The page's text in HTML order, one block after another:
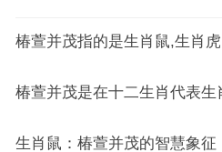
椿萱并茂指的是生肖鼠,生肖
椿萱并茂是在十二生肖代表
生肖鼠：椿萱并茂的智慧象征